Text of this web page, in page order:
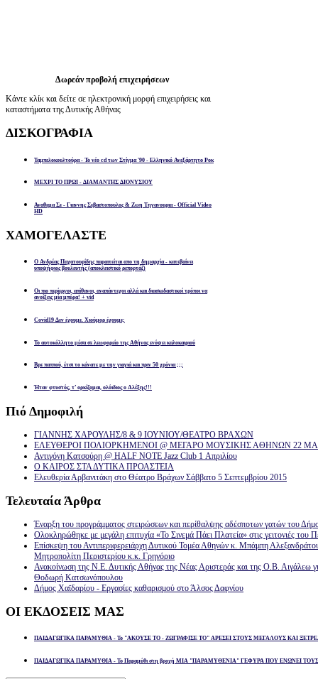
Δωρεάν προβολή επιχειρήσεων
Κάντε κλίκ και δείτε σε ηλεκτρονική μορφή επιχειρήσεις και
καταστήματα της Δυτικής Αθήνας
ΔΙΣΚΟΓΡΑΦΙΑ
Ταμπελοκουλτούρα - Το νέο cd των Στίγμα '90 - Ελληνικό Ανεξάρτητο Ροκ
ΜΕΧΡΙ ΤΟ ΠΡΩΙ - ΔΙΑΜΑΝΤΗΣ ΔΙΟΝΥΣΙΟΥ
Αναθεμα Σε - Γιαννης Σεβαστοπουλος & Ζωη Τηγανουρια - Official Video
HD
ΧΑΜΟΓΕΛΑΣΤΕ
Ο Ανδρέας Παχατουρίδης παραιτείται απο τη δημαρχία - κατεβαίνει
υποψήφιος βουλευτής (αποκλειστικό ρεπορτάζ)
Οι πιο περίεργοι, απίθανοι, αναπάντεχοι αλλά και διασκεδαστικοί τρόποι να
ανοίξεις μία μπύρα! + vid
Covid19 Δεν έχουμε. Χιούμορ έχουμε;
Το αυτοκόλλητο μέσα σε λεωφορείο της Αθήνας ενόψει καλοκαιριού
Βρε παππού, έτσι το κάνατε με την γιαγιά και πριν 50 χρόνια ;;;
Ήταν φτυστός, τ’ ορκίζομαι, ολόιδιος ο Αλέξης!!!
Πιό Δημοφιλή
ΓΙΑΝΝΗΣ ΧΑΡΟΥΛΗΣ/8 & 9 ΙΟΥΝΙΟΥ/ΘΕΑΤΡΟ ΒΡΑΧΩΝ
ΕΛΕΥΘΕΡΟΙ ΠΟΛΙΟΡΚΗΜΕΝΟΙ @ ΜΕΓΑΡΟ ΜΟΥΣΙΚΗΣ ΑΘΗΝΩΝ 22
Αντιγόνη Κατσούρη @ HALF NOTE Jazz Club 1 Απριλίου
Ο ΚΑΙΡΟΣ ΣΤΑ ΔΥΤΙΚΑ ΠΡΟΑΣΤΕΙΑ
Ελευθερία Αρβανιτάκη στο Θέατρο Βράχων Σάββατο 5 Σεπτεμβρίου 2015
Τελευταία Άρθρα
Έναρξη του προγράμματος στειρώσεων και περίθαλψης αδέσποτων γατών του
Ολοκληρώθηκε με μεγάλη επιτυχία «Το Σινεμά Πάει Πλατεία» στις γειτονιές του
Επίσκεψη του Αντιπεριφερειάρχη Δυτικού Τομέα Αθηνών κ. Μπάμπη
Μητροπολίτη Περιστερίου κ.κ. Γρηγόριο
Ανακοίνωση της Ν.Ε. Δυτικής Αθήνας της Νέας Αριστεράς και της Ο.Β. Αιγάλεω
Θοδωρή Κατσωνόπουλου
Δήμος Χαϊδαρίου - Εργασίες καθαρισμού στο Άλσος Δαφνίου
ΟΙ ΕΚΔΟΣΕΙΣ ΜΑΣ
ΠΑΙΔΑΓΩΓΙΚΑ ΠΑΡΑΜΥΘΙΑ - Το "ΑΚΟΥΣΕ ΤΟ - ΖΩΓΡΑΦΙΣΕ ΤΟ" ΑΡΕΣΕΙ ΣΤΟΥΣ ΜΕΓΑΛΟΥΣ ΚΑΙ
ΠΑΙΔΑΓΩΓΙΚΑ ΠΑΡΑΜΥΘΙΑ - Το Παραμύθι στη βροχή ΜΙΑ "ΠΑΡΑΜΥΘΕΝΙΑ" ΓΕΦΥΡΑ ΠΟΥ ΕΝΩΝΕΙ